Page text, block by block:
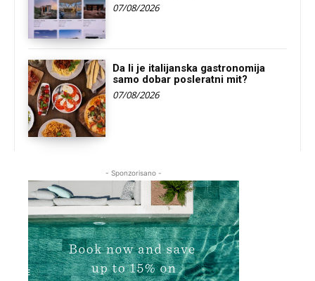
07/08/2026
Da li je italijanska gastronomija
samo dobar posleratni mit?
07/08/2026
- Sponzorisano -